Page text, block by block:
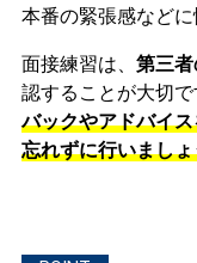
本番の緊張感など
面接練習は、 第三
認することが大切で
バックやアドバイ
忘れずに行いまし